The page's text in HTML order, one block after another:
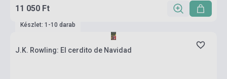
11 050 Ft
Készlet: 1-10 darab
J.K. Rowling: El cerdito de Navidad